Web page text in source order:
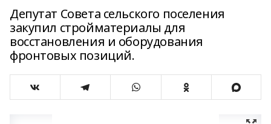
Депутат Совета сельского поселения
закупил стройматериалы для
восстановления и оборудования
фронтовых позиций.